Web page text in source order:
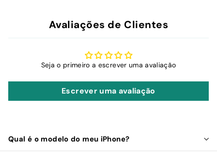
Avaliações de Clientes
Seja o primeiro a escrever uma avaliação
Escrever uma avaliação
Qual é o modelo do meu iPhone?